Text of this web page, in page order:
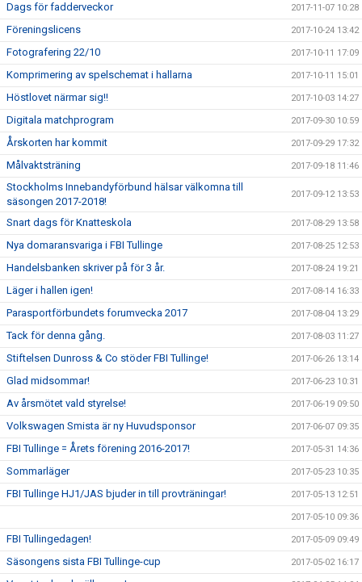
Dags för fadderveckor 2017-11-07 10:28
Föreningslicens 2017-10-24 13:42
Fotografering 22/10 2017-10-11 17:09
Komprimering av spelschemat i hallarna 2017-10-11 15:01
Höstlovet närmar sig!! 2017-10-03 14:27
Digitala matchprogram 2017-09-30 10:59
Årskorten har kommit 2017-09-29 17:32
Målvaktsträning 2017-09-18 11:46
Stockholms Innebandyförbund hälsar välkomna till
säsongen 2017-2018!
2017-09-12 13:53
Snart dags för Knatteskola 2017-08-29 13:58
Nya domaransvariga i FBI Tullinge 2017-08-25 12:53
Handelsbanken skriver på för 3 år. 2017-08-24 19:21
Läger i hallen igen! 2017-08-14 16:33
Parasportförbundets forumvecka 2017 2017-08-04 13:29
Tack för denna gång. 2017-08-03 11:27
Stiftelsen Dunross & Co stöder FBI Tullinge! 2017-06-26 13:14
Glad midsommar! 2017-06-23 10:31
Av årsmötet vald styrelse! 2017-06-19 09:50
Volkswagen Smista är ny Huvudsponsor 2017-06-07 09:35
FBI Tullinge = Årets förening 2016-2017! 2017-05-31 14:36
Sommarläger 2017-05-23 10:35
FBI Tullinge HJ1/JAS bjuder in till provträningar! 2017-05-13 12:51
2017-05-10 09:36
FBI Tullingedagen! 2017-05-09 09:49
Säsongens sista FBI Tullinge-cup 2017-05-02 16:17